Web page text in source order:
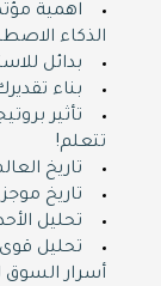
اهمية
الذكاء
بدائل
بناء
تأثير
تتعلم!
تاريخ
تاريخ
تحليل
تحليل
أسرار السوق